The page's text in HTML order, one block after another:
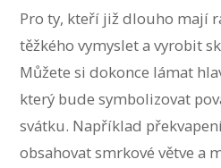
Pro ty, kteří již dlouho mají
těžkého vymyslet a vyrobit
Můžete si dokonce lámat
který bude symbolizovat
svátku. Například
obsahovat smrkové větve a